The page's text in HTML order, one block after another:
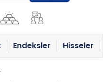
Endeksler Hisseler